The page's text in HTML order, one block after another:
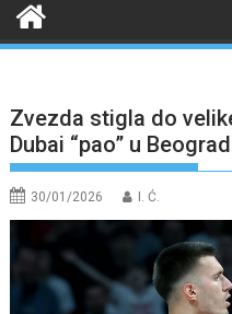
Zvezda stigla do
Dubai “pao” u
30/01/2026 I. Ć.